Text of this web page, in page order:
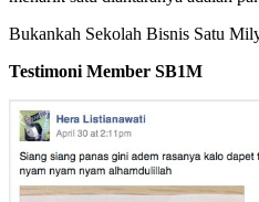
Bukankah Sekolah Bisnis Satu
Testimoni Member SB1M